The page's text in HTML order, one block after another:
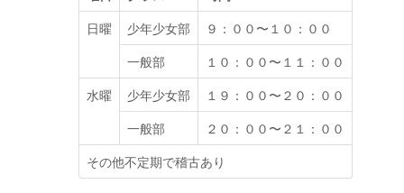
日曜
少年少女部
９：００〜１０：００
一般部
１０：００〜１１：００
水曜
少年少女部
１９：００〜２０：００
一般部
２０：００〜２１：００
その他不定期で稽古あり